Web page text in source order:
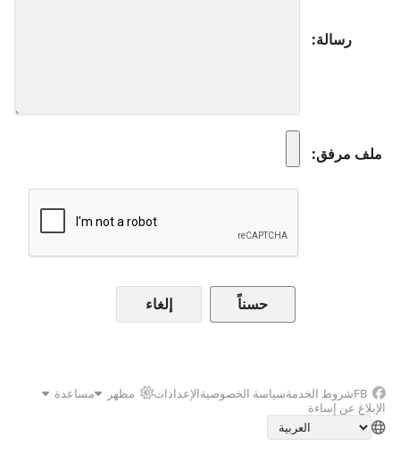
رسالة
ملف مرفق
إلغاء
FBشروط الخدمةسياسة الخصوصيةالإعدادات مظهر
مساعدة
الإبلاغ عن إساءة